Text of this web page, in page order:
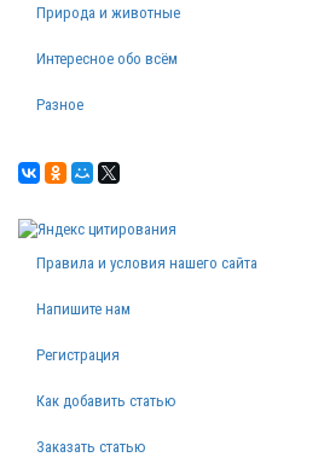
Природа и животные
Интересное обо всём
Разное
Правила и условия нашего сайта
Напишите нам
Регистрация
Как добавить статью
Заказать статью